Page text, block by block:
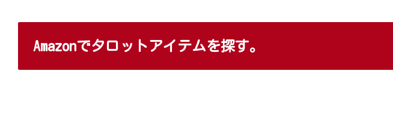
Amazonでタロットアイテムを探す。